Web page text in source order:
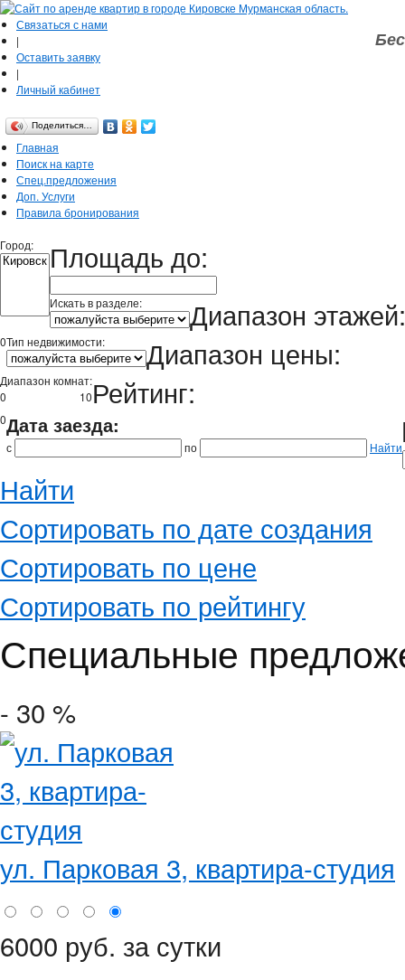
Связаться с нами
|
Оставить заявку
|
Личный кабинет
Поделиться…
Главная
Поиск на карте
Спец.предложения
Доп. Услуги
Правила бронирования
Город: Площадь до:
Искать в разделе: Диапазон этажей:
0Тип недвижимости: Диапазон цены:
Диапазон комнат:
0
10Рейтинг:
0Дата заезда:
с по Найти
Найти
Сортировать по дате создания
Сортировать по цене
Сортировать по рейтингу
Специальные
- 30 %
ул. Парковая 3, квартира-студия
6000 руб. за сутки